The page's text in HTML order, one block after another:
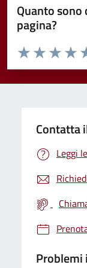
Quanto
pagina?
Valuta da 1 a 5
Valuta 3
Valuta 2
Valuta 1 stelle
Contatta
Leggi
Problemi